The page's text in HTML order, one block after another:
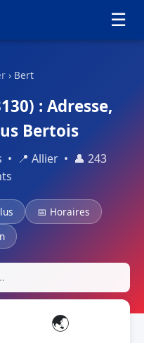
☰
› Bert
: Adresse,
Bertois
• 📍 Allier • 👤 243
📅 Horaires
🌏